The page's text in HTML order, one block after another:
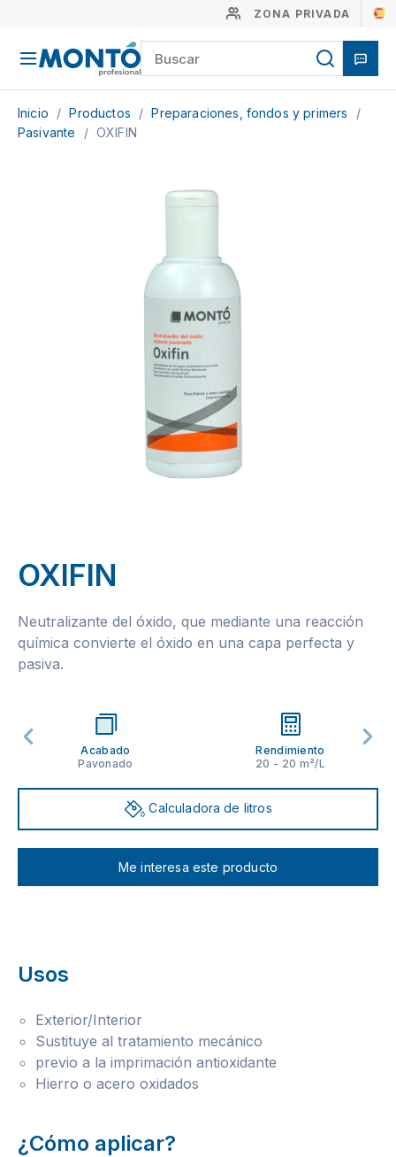
ZONA PRIVADA
Inicio / Productos / Preparaciones, fondos y primers
/
Pasivante
/ OXIFIN
OXIFIN
Neutralizante del óxido, que mediante una reacción
química convierte el óxido en una capa perfecta y
pasiva.
Acabado
Pavonado
Rendimiento
20 - 20 m²/L
Calculadora de litros
Me interesa este producto
Usos
Exterior/Interior
Sustituye al tratamiento mecánico
previo a la imprimación antioxidante
Hierro o acero oxidados
¿Cómo aplicar?